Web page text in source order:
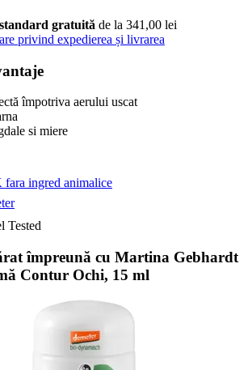
gratuită de la 341,00 lei
privind expedierea și livrarea
împotriva aerului uscat
si miere
ingred animalice
Tested
împreună cu Martina Gebhardt
Contur Ochi, 15 ml